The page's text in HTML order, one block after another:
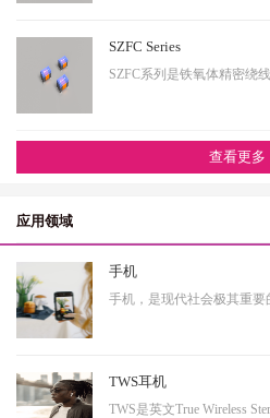
SZFC Series
查看更多
应用领域
手机
TWS耳机